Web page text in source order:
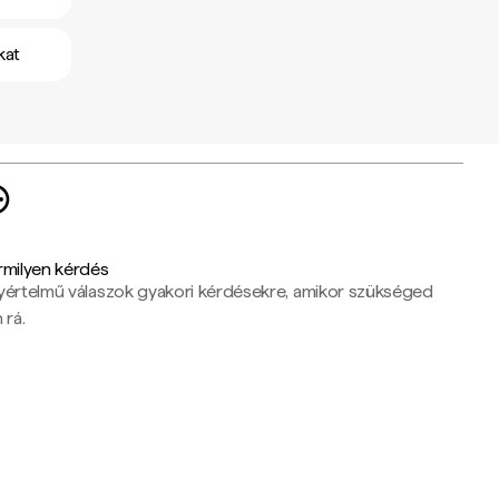
kérdés
válaszok gyakori kérdésekre, amikor szükséged
rá.